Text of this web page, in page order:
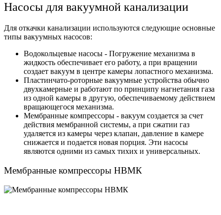
Насосы для вакуумной канализации
Для откачки канализации используются следующие основные
типы вакуумных насосов:
Водокольцевые насосы - Погружение механизма в
жидкость обеспечивает его работу, а при вращении
создает вакуум в центре камеры лопастного механизма.
Пластинчато-роторные вакуумные устройства обычно
двухкамерные и работают по принципу нагнетания газа
из одной камеры в другую, обеспечиваемому действием
вращающегося механизма.
Мембранные компрессоры - вакуум создается за счет
действия мембранной системы, а при сжатии газ
удаляется из камеры через клапан, давление в камере
снижается и подается новая порция. Эти насосы
являются одними из самых тихих и универсальных.
Мембранные компрессоры НВМК